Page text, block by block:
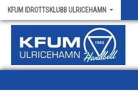
KFUM IDROTTSKLUBB ULRICEHAMN